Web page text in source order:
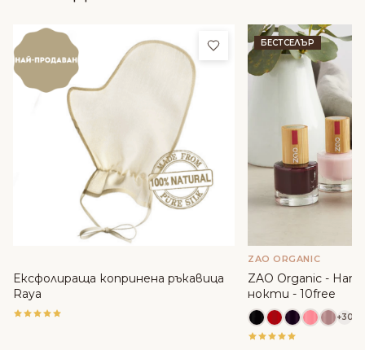
Добави в любими
Ексфолираща копринена ръкавица
Raya
БЕСТСЕЛЪР
ZAO ORGANIC
ZAO Organic -
нокти - 10free
+30